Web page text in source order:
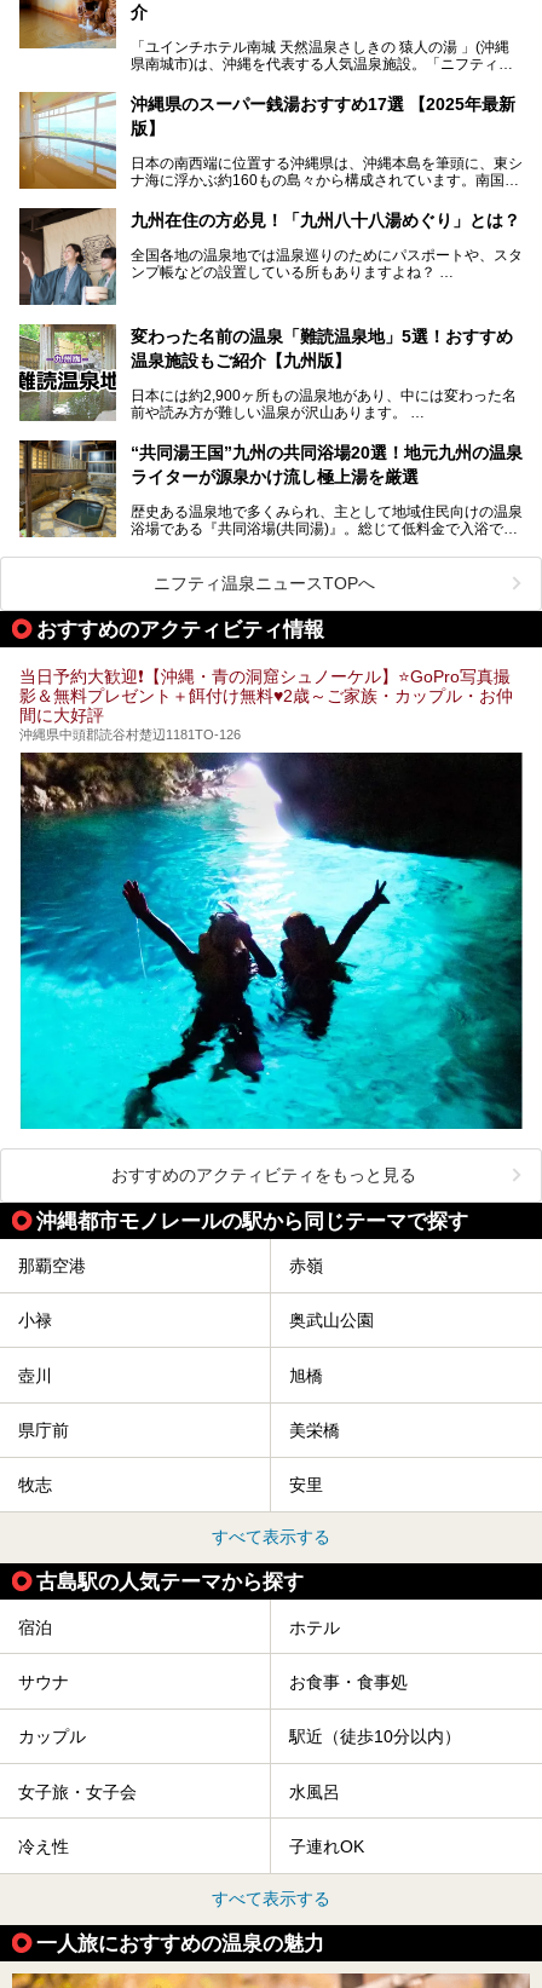
介
「ユインチホテル南城 天然温泉さしきの 猿人の湯 」(沖縄
県南城市)は、沖縄を代表する人気温泉施設。「ニフティ温
位を獲得し、平日・土日にかかわらず多くの常連客や温泉フ
ァンが訪れます。
ンに注目される存在。今回は貸切湯にスポットを当て、その
魅力を徹底解説します。
沖縄県のスーパー銭湯おすすめ17選 【2025年最新
版】
日本の南西端に位置する沖縄県は、沖縄本島を筆頭に、東シ
ナ海に浮かぶ約160もの島々から構成されています。南国な
ずの豊かな自然、独自の歴史や文化など、多くの人を惹きつ
けてやまない魅力あふれる観光県です。
そんな沖縄県のスーパー銭湯には、ホテル併設などリゾート
と同時に楽しめる施設が多くあります。日帰りでも旅行気分
九州在住の方必見！「九州八十八湯めぐり」とは？
全国各地の温泉地では温泉巡りのためにパスポートや、スタ
ンプ帳などの設置している所もありますよね？
な方ならぜひ参加してみたいスタンプラリーでしょう。
変わった名前の温泉「難読温泉地」5選！おすすめ
温泉施設もご紹介【九州版】
日本には約2,900ヶ所もの温泉地があり、中には変わった名
前や読み方が難しい温泉が沢山あります。
そこで日本各地にある「難読温泉地」を、地域ごとにクイズ
形式でご紹介。第５回目(最終回)である今回は、九州地方の
難読温泉地をピックアップしました。
いくつ読めるか、ぜひチャレンジしてみて下さいね！
“共同湯王国”九州の共同浴場20選！地元九州の温泉
ライターが源泉かけ流し極上湯を厳選
歴史ある温泉地で多くみられ、主として地域住民向けの温泉
浴場である『共同浴場(共同湯)』。総じて低料金で入浴で
特徴です。
共同浴場は全国各地の温泉地にありますが、特に九州地方は
共同湯文化が古くから発展し、質・量ともに大変充実。九州
は“共同湯王国”といっても決して過言では無いでしょう。
今回は地元在住の九州の温泉ライターである筆者が過去入浴
した中から、源泉かけ流しと泉質の良さにこだわって九州の
めぐりの参考にされてみて下さい！
ニフティ温泉ニュースTOPへ
おすすめのアクティビティ情報
当日予約大歓迎❗【沖縄・青の洞窟シュノーケル】⭐GoPro写真撮
影＆無料プレゼント＋餌付け無料♥️2歳～ご家族・カップル・お仲
間に大好評
沖縄県中頭郡読谷村楚辺1181TO-126
おすすめのアクティビティをもっと見る
沖縄都市モノレールの駅から同じテーマで探す
那覇空港 赤嶺
小禄 奥武山公園
壺川 旭橋
県庁前 美栄橋
牧志 安里
すべて表示する
古島駅の人気テーマから探す
宿泊 ホテル
サウナ お食事・食事処
カップル 駅近（徒歩10分以内）
女子旅・女子会 水風呂
冷え性 子連れOK
すべて表示する
一人旅におすすめの温泉の魅力